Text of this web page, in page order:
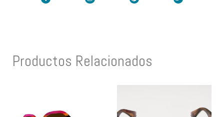
Productos Relacionados